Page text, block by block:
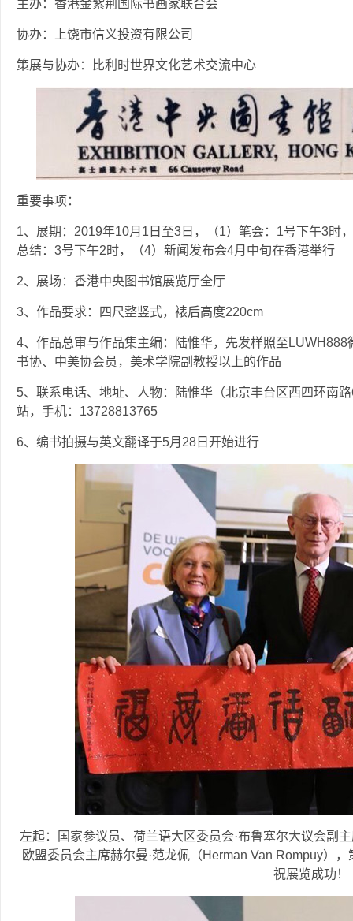
主办：香港金紫荆国际书画家联合会
协办：上饶市信义投资有限公司
策展与协办：比利时世界文化艺术交流中心
重要事项：
1、展期：2019年10月1日至3日，（1）笔会：1号下午3时
总结：3号下午2时，（4）新闻发布会4月中旬在香港举行
2、展场：香港中央图书馆展览厅全厅
3、作品要求：四尺整竖式，裱后高度220cm
4、作品总审与作品集主编：陆惟华，先发样照至
书协、中美协会员，美术学院副教授以上的作品
5、联系电话、地址、人物：陆惟华（北京丰台区西四环南
站，手机：13728813765
6、编书拍摄与英文翻译于5月28日开始进行
左起：国家参议员、荷兰语大区委员会·布鲁塞尔大议会副
欧盟委员会主席赫尔曼·范龙佩（Herman Van Rompuy）
祝展览成功！